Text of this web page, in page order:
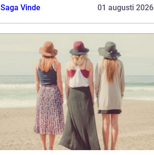
Saga Vinde 01 augusti 2026